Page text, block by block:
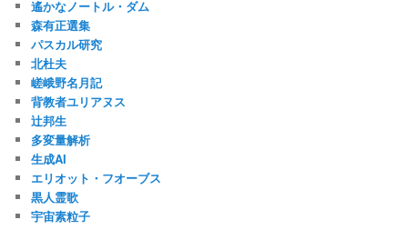
遙かなノートル・ダム
森有正選集
パスカル研究
北杜夫
嵯峨野名月記
背教者ユリアヌス
辻邦生
多変量解析
生成AI
エリオット・フオーブス
黒人霊歌
宇宙素粒子